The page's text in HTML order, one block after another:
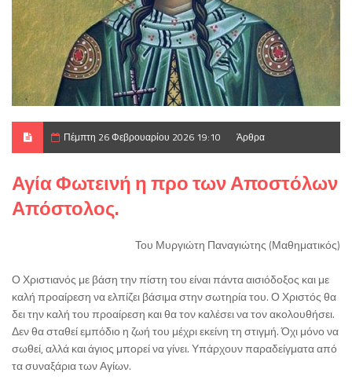
Πέμπτη 26 Φεβρουαρίου 2026 19:10 Άρθρα
Αγία Φωτεινή η προ των Αποστόλων
Απόστολος.
Του Μυργιώτη Παναγιώτης (Μαθηματικός)
Ο Χριστιανός με βάση την πίστη του είναι πάντα αισιόδοξος και με
καλή προαίρεση να ελπίζει βάσιμα στην σωτηρία του. Ο Χριστός θα
δει την καλή του προαίρεση και θα τον καλέσει να τον ακολουθήσει.
Δεν θα σταθεί εμπόδιο η ζωή του μέχρι εκείνη τη στιγμή. Όχι μόνο να
σωθεί, αλλά και άγιος μπορεί να γίνει. Υπάρχουν παραδείγματα από
τα συναξάρια των Αγίων.